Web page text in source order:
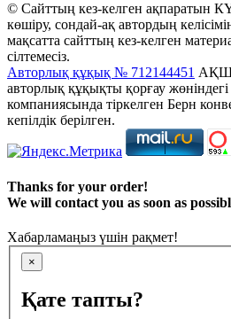
© Сайттың кез-келген ақпаратын
көшіру, сондай-ақ автордың
мақсатта сайттың кез-келген
сілтемесіз.
Авторлық құқық № 712144451 АҚШ-
авторлық құқықты қорғау
компаниясында тіркелген Берн
кепілдік берілген.
Thanks for your order!
We will contact you as soon as
Хабарламаңыз үшін рақмет!
×
Қате тапты?